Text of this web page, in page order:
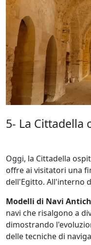
5- La Cittadella
Oggi, la Cittadella
offre ai visitatori una
dell'Egitto. All'interno
Modelli di Navi
navi che risalgono a
dimostrando
delle tecniche di